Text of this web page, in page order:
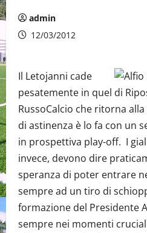
admin
12/03/2012
Il Letojanni cade
pesatemente in quel di
RussoCalcio che ritorna
di astinenza è lo fa con un
in prospettiva play-off. I
invece, devono dire
speranza di poter entrare
sempre ad un tiro di
formazione del Presidente
sempre nei momenti